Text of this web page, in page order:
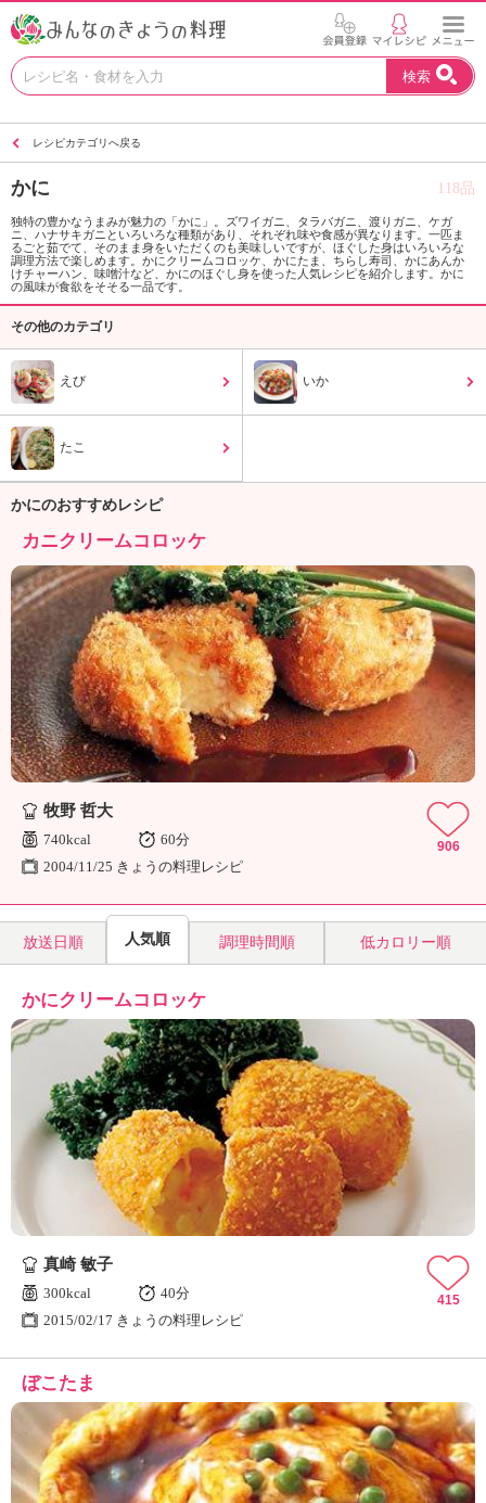
お
い
を
見
つ
け
よ
。
K
エ
ョ
ナ
ル
「
み
ん
な
の
ょ
理
検索
レシピカテゴリへ戻る
かに 118品
独特の豊かなうまみが魅力の「かに」。ズワイガニ、タラバガニ、渡りガニ、ケガ
ニ、ハナサキガニといろいろな種類があり、それぞれ味や食感が異なります。一匹ま
るごと茹でて、そのまま身をいただくのも美味しいですが、ほぐした身はいろいろな
調理方法で楽しめます。かにクリームコロッケ、かにたま、ちらし寿司、かにあんか
けチャーハン、味噌汁など、かにのほぐし身を使った人気レシピを紹介します。かに
の風味が食欲をそそる一品です。
その他のカテゴリ
えび いか
たこ
かにのおすすめレシピ
カニクリームコロッケ
牧野 哲大
740kcal
60分
2004/11/25 きょうの料理レシピ
906
放送日順 人気順 調理時間順 低カロリー順
かにクリームコロッケ
真崎 敏子
300kcal
40分
2015/02/17 きょうの料理レシピ
415
ぼこたま